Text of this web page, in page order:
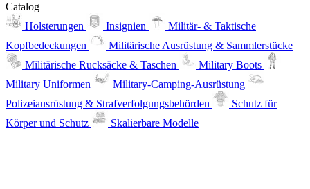
Catalog
Holsterungen
Insignien
Militär- & Taktische
Kopfbedeckungen
Militärische Ausrüstung & Sammlerstücke
Militärische Rucksäcke & Taschen
Military Boots
Military Uniformen
Military-Camping-Ausrüstung
Polizeiausrüstung & Strafverfolgungsbehörden
Schutz für
Körper und Schutz
Skalierbare Modelle